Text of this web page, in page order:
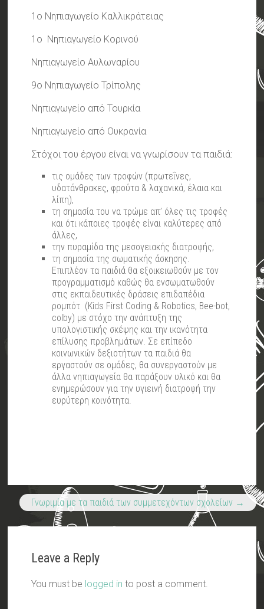
1ο Νηπιαγωγείο Καλλικράτειας
1ο Νηπιαγωγείο Κορινού
Νηπιαγωγείο Αυλωναρίου
9ο Νηπιαγωγείο Τρίπολης
Νηπιαγωγείο από Τουρκία
Νηπιαγωγείο από Ουκρανία
Στόχοι του έργου είναι να γνωρίσουν τα παιδιά:
τις ομάδες των τροφών (πρωτεΐνες,
υδατάνθρακες, φρούτα & λαχανικά, έλαια και
λίπη),
τη σημασία του να τρώμε απ’ όλες τις τροφές
και ότι κάποιες τροφές είναι καλύτερες από
άλλες,
την πυραμίδα της μεσογειακής διατροφής,
τη σημασία της σωματικής άσκησης.
Επιπλέον τα παιδιά θα εξοικειωθούν με τον
προγραμματισμό καθώς θα ενσωματωθούν
στις εκπαιδευτικές δράσεις επιδαπέδια
ρομπότ (Kids First Coding & Robotics, Bee-bot,
colby) με στόχο την ανάπτυξη της
υπολογιστικής σκέψης και την ικανότητα
επίλυσης προβλημάτων. Σε επίπεδο
κοινωνικών δεξιοτήτων τα παιδιά θα
εργαστούν σε ομάδες, θα συνεργαστούν με
άλλα νηπιαγωγεία θα παράξουν υλικό και θα
ενημερώσουν για την υγιεινή διατροφή την
ευρύτερη κοινότητα.
Γνωριμία με τα παιδιά των συμμετεχόντων σχολείων →
Leave a Reply
You must be logged in to post a comment.